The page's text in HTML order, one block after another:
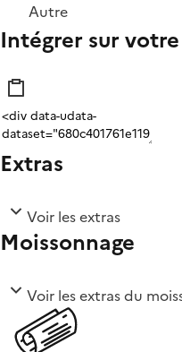
Autre
Intégrer sur
Extras
Voir les extras
Moissonnage
Voir les extras du